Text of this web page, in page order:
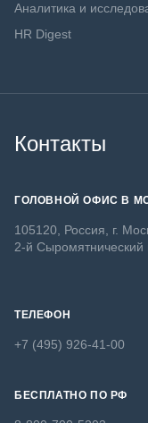
Аналитика и
HR Digest
Контакты
ГОЛОВНОЙ ОФИС В
105120, Россия, г.
2-й Сыромятнический
ТЕЛЕФОН
+7 (495) 926-41-00
БЕСПЛАТНО ПО РФ